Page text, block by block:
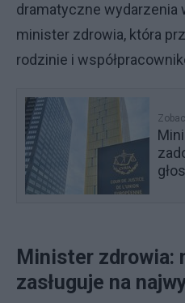
dramatyczne wydarzenia
minister zdrowia, która
rodzinie i
Minister zdrowia:
zasługuje na